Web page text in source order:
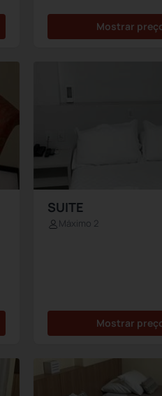
Mostrar
SUITE
Máximo 2
Mostrar